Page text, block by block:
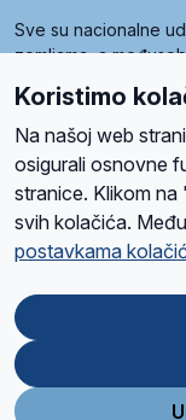
Sve su nacionalne
zemljama, a
Radio Maria).
kojima je i hrvatska
O namaRadio Program
Ova stranica je
Store
Koristimo
Na našoj web
osigurali osnovne
stranice. Klikom
svih kolačića.
postavkama